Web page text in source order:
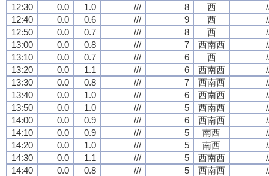
12:30
0.0 1.0 /// 8 西
12:40
0.0 0.6 /// 9 西
12:50
0.0 0.7 /// 8 西
13:00
0.0 0.8 /// 7 西南西
13:10
0.0 0.7 /// 6 西
13:20
0.0 1.1 /// 6 西南西
13:30
0.0 0.8 /// 7 西南西
13:40
0.0 1.0 /// 6 西南西
13:50
0.0 1.0 /// 5 西南西
14:00
0.0 0.9 /// 6 西南西
14:10
0.0 0.9 /// 5 南西
14:20
0.0 1.0 /// 5 南西
14:30
0.0 1.1 /// 5 西南西
14:40
0.0 0.8 /// 5 西南西